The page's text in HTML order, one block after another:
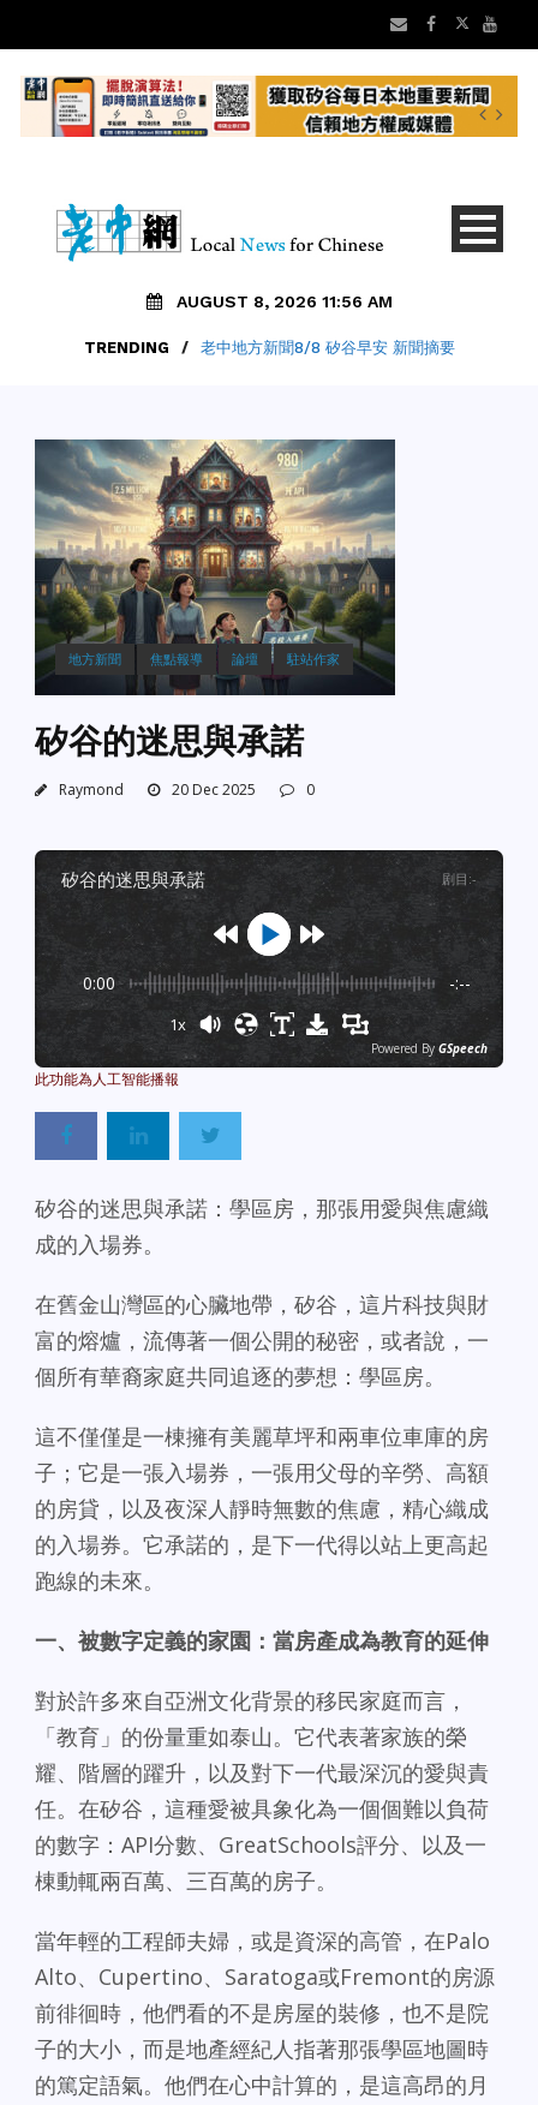
AUGUST 8, 2026 11:56 AM
TRENDING / 老中地方新聞8/8 矽谷早安 新聞摘要
地方新聞 焦點報導 論壇 駐站作家
矽谷的迷思與承諾
Raymond 20 Dec 2025 0
矽谷的迷思與承諾 剧目 :-
0:00 -:--
1x
Powered By GSpeech
矽谷的迷思與承諾：學區房，那張用愛與焦慮織
成的入場券。
在舊金山灣區的心臟地帶，矽谷，這片科技與財
富的熔爐，流傳著一個公開的秘密，或者說，一
個所有華裔家庭共同追逐的夢想：學區房。
這不僅僅是一棟擁有美麗草坪和兩車位車庫的房
子；它是一張入場券，一張用父母的辛勞、高額
的房貸，以及夜深人靜時無數的焦慮，精心織成
的入場券。它承諾的，是下一代得以站上更高起
跑線的未來。
一、被數字定義的家園：當房產成為教育的延伸
對於許多來自亞洲文化背景的移民家庭而言，
「教育」的份量重如泰山。它代表著家族的榮
耀、階層的躍升，以及對下一代最深沉的愛與責
任。在矽谷，這種愛被具象化為一個個難以負荷
的數字：API分數、GreatSchools評分、以及一
棟動輒兩百萬、三百萬的房子。
當年輕的工程師夫婦，或是資深的高管，在Palo
Alto、Cupertino、Saratoga或Fremont的房源
前徘徊時，他們看的不是房屋的裝修，也不是院
子的大小，而是地產經紀人指著那張學區地圖時
的篤定語氣。他們在心中計算的，是這高昂的月